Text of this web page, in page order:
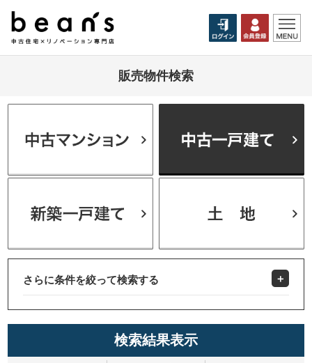
販売物件検索
さらに条件を絞って検索する
検索結果表示